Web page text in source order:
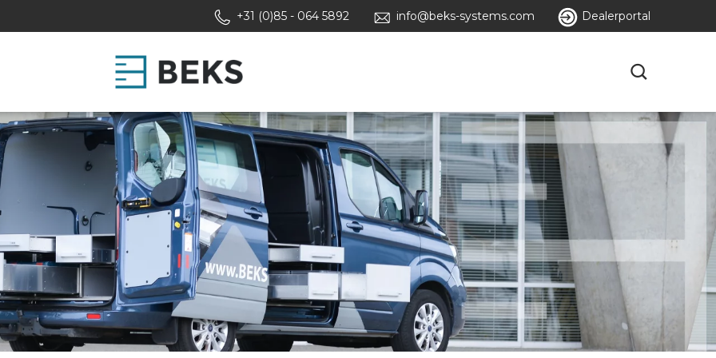
+31 (0)85 - 064 5892 info@beks-systems.com Dealerportal